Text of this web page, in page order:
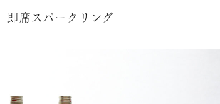
即席スパークリング